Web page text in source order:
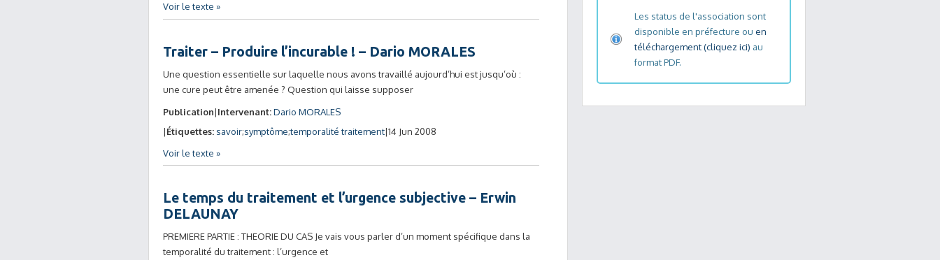
Voir le texte »
Traiter – Produire l’incurable ! – Dario MORALES
Une question essentielle sur laquelle nous avons travaillé aujourd’hui est jusqu’où :
une cure peut être amenée ? Question qui laisse supposer
Publication Intervenant:Dario MORALES
Étiquettes: savoir symptôme temporalité traitement 14 Jun 2008
Voir le texte »
Le temps du traitement et l’urgence subjective – Erwin
DELAUNAY
PREMIERE PARTIE : THEORIE DU CAS Je vais vous parler d’un moment spécifique dans la
temporalité du traitement : l’urgence et
Les status de l'association sont
disponible en préfecture ou en
téléchargement (cliquez ici) au
format PDF.